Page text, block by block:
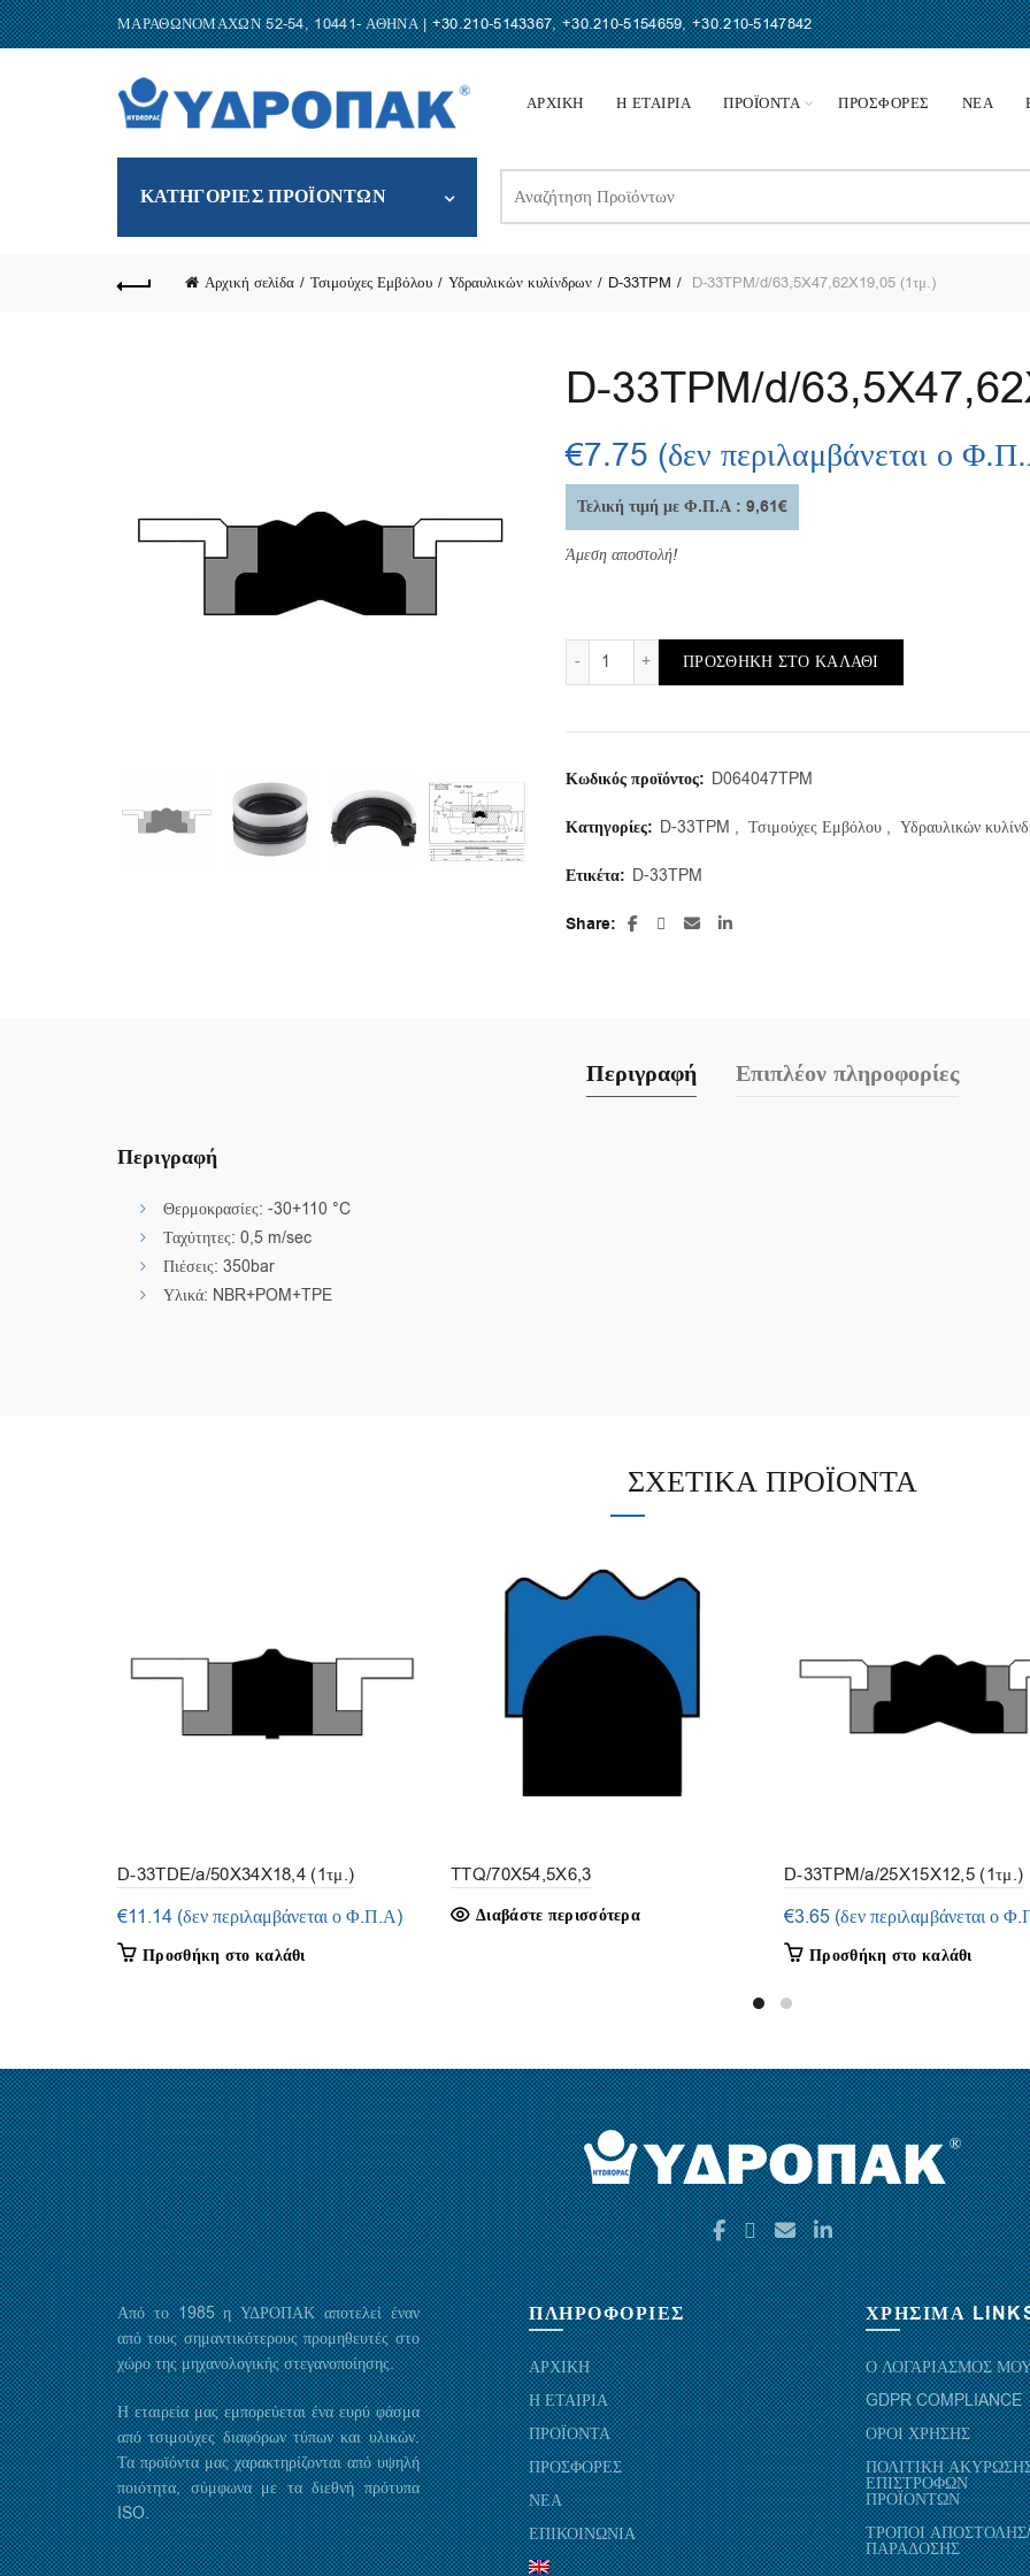
ΜΑΡΑΘΩΝΟΜΑΧΩΝ 52-54, 10441- ΑΘΗΝΑ |+30.210-5143367,+30.210-5154659,+30.210-5147842
ΑΡΧΙΚΗ Η ΕΤΑΙΡΙΑ ΠΡΟΪΟΝΤΑ ΠΡΟΣΦΟΡΕΣ ΝΕΑ
ΚΑΤΗΓΟΡΙΕΣ ΠΡΟΪΟΝΤΩΝ
for:
Αρχική σελίδα Τσιμούχες Εμβόλου Υδραυλικών κυλίνδρων D-33TPM D-33TPM/d/63,5X47,62X19,05 (1τμ.)
D-33TPM/d/
€7.75 (δεν περιλαμβάνεται ο
Τελική τιμή με Φ.Π.Α : 9,61€
Άμεση αποστολή!
D-33TPM/d/63,5X47,62X19,05 (1τμ.) ποσότητα
ΠΡΟΣΘΉΚΗ ΣΤΟ ΚΑΛΆΘΙ
Κωδικός προϊόντος: D064047TPM
Κατηγορίες: D-33TPM , Τσιμούχες Εμβόλου , Υδραυλικών
Ετικέτα: D-33TPM
Share
Περιγραφή Επιπλέον πληροφορίες
Περιγραφή
Θερμοκρασίες: -30+110 °C
Ταχύτητες: 0,5 m/sec
Πιέσεις: 350bar
Υλικά: NBR+POM+TPE
ΣΧΕΤΙΚΆ ΠΡΟΪΌΝΤΑ
D-33TDE/a/50X34X18,4 (1τμ.)
€11.14 (δεν περιλαμβάνεται ο Φ.Π.Α)
Προσθήκη στο καλάθι
TTQ/70X54,5X6,3
Διαβάστε περισσότερα
D-33TPM/a/25X15X12,5 (1τμ.)
€3.65 (δεν περιλαμβάνεται ο
Προσθήκη στο καλάθι
Από το 1985 η ΥΔΡΟΠΑΚ αποτελεί έναν
από τους σημαντικότερους προμηθευτές στο
χώρο της μηχανολογικής στεγανοποίησης.
Η εταιρεία μας εμπορεύεται ένα ευρύ φάσμα
από τσιμούχες διαφόρων τύπων και υλικών.
Τα προϊόντα μας χαρακτηρίζονται από υψηλή
ποιότητα, σύμφωνα με τα διεθνή πρότυπα
ISO.
ΠΛΗΡΟΦΟΡΙΕΣ
ΑΡΧΙΚΗ
Η ΕΤΑΙΡΙΑ
ΠΡΟΪΟΝΤΑ
ΠΡΟΣΦΟΡΕΣ
ΝΕΑ
ΕΠΙΚΟΙΝΩΝΙΑ
ΧΡΗΣΙΜΑ
Ο ΛΟΓΑΡΙΑΣΜΟΣ
GDPR COMPLIANCE
ΟΡΟΙ ΧΡΗΣΗΣ
ΠΟΛΙΤΙΚΗ
ΕΠΙΣΤΡΟΦΩΝ
ΠΡΟΪΟΝΤΩΝ
ΤΡΟΠΟΙ ΑΠΟΣΤΟΛΗΣ/
ΠΑΡΑΔΟΣΗΣ